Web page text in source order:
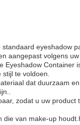
eyeshadow
aangepast volgens
te voldoen.
dat duurzaam
zodat u uw
van make-up